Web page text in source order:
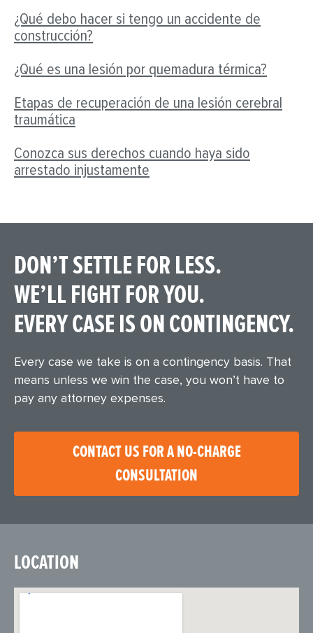
¿Qué debo hacer si tengo un accidente de
construcción?
¿Qué es una lesión por quemadura térmica?
Etapas de recuperación de una lesión cerebral
traumática
Conozca sus derechos cuando haya sido
arrestado injustamente
DON’T SETTLE FOR LESS.
WE’LL FIGHT FOR YOU.
EVERY CASE IS ON CONTINGENCY.
Every case we take is on a contingency basis. That
means unless we win the case, you won’t have to
pay any attorney expenses.
CONTACT US FOR A NO-CHARGE
CONSULTATION
LOCATION